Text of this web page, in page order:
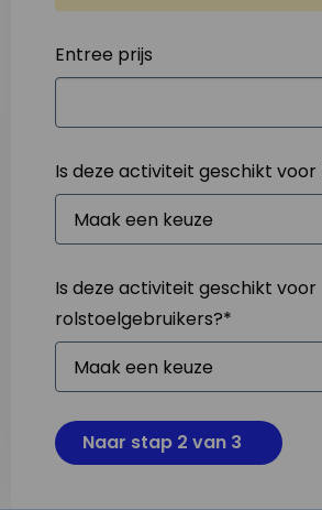
Entree prijs
Is deze activiteit geschikt voor
Is deze activiteit geschikt voor
rolstoelgebruikers?*